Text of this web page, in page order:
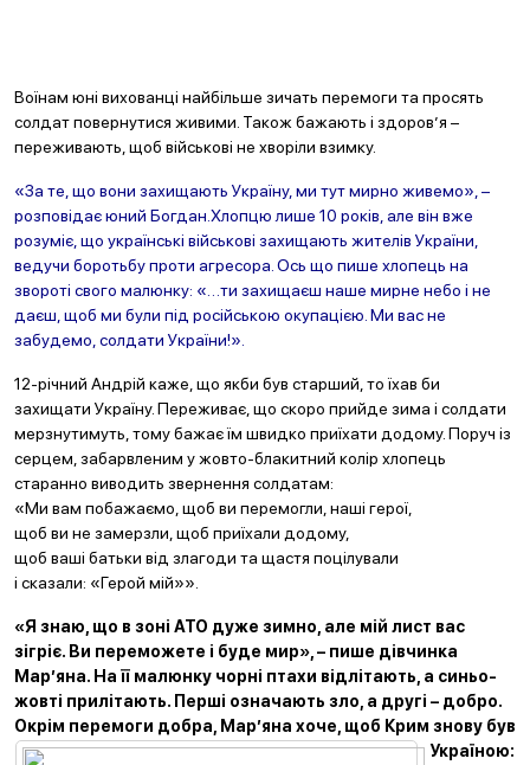
Воїнам юні вихованці найбільше зичать перемоги та просять
солдат повернутися живими. Також бажають і здоров’я –
переживають, щоб військові не хворіли взимку.
«За те, що вони захищають Україну, ми тут мирно живемо», –
розповідає юний Богдан.Хлопцю лише 10 років, але він вже
розуміє, що українські військові захищають жителів України,
ведучи боротьбу проти агресора. Ось що пише хлопець на
звороті свого малюнку: «…ти захищаєш наше мирне небо і не
даєш, щоб ми були під російською окупацією. Ми вас не
забудемо, солдати України!».
12-річний Андрій каже, що якби був старший, то їхав би
захищати Україну. Переживає, що скоро прийде зима і солдати
мерзнутимуть, тому бажає їм швидко приїхати додому. Поруч із
серцем, забарвленим у жовто-блакитний колір хлопець
старанно виводить звернення солдатам:
«Ми вам побажаємо, щоб ви перемогли, наші герої,
щоб ви не замерзли, щоб приїхали додому,
щоб ваші батьки від злагоди та щастя поцілували
і сказали: «Герой мій»».
«Я знаю, що в зоні АТО дуже зимно, але мій лист вас
зігріє. Ви переможете і буде мир», – пише дівчинка
Мар’яна. На її малюнку чорні птахи відлітають, а синьо-
жовті прилітають. Перші означають зло, а другі – добро.
Окрім перемоги добра, Мар’яна хоче, щоб Крим знову був
Україною: